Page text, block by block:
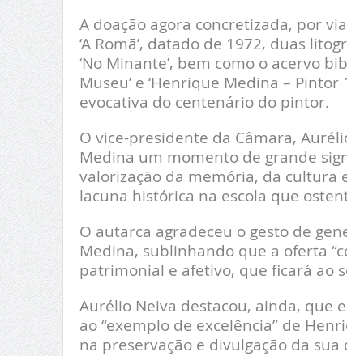
A doação agora concretizada, por
‘A Romã’, datado de 1972, duas
‘No Minante’, bem como o acervo
Museu’ e ‘Henrique Medina –
evocativa do centenário do pintor.
O vice-presidente da Câmara,
Medina um momento de grande
valorização da memória, da
lacuna histórica na escola que
O autarca agradeceu o gesto de
Medina, sublinhando que a oferta
patrimonial e afetivo, que ficará ao
Aurélio Neiva destacou, ainda, que
ao “exemplo de excelência” de
na preservação e divulgação da